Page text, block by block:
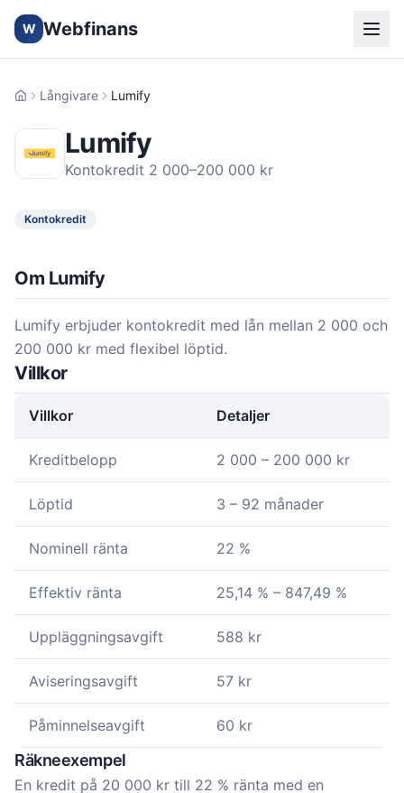
W Webfinans
Hem Långivare Lumify
Lumify
Kontokredit 2 000–200 000 kr
Kontokredit
Om Lumify
Lumify erbjuder kontokredit med lån mellan 2 000 och
200 000 kr med flexibel löptid.
Villkor
Villkor Detaljer
Kreditbelopp 2 000 – 200 000 kr
Löptid 3 – 92 månader
Nominell ränta 22 %
Effektiv ränta 25,14 % – 847,49 %
Uppläggningsavgift 588 kr
Aviseringsavgift 57 kr
Påminnelseavgift 60 kr
Räkneexempel
En kredit på 20 000 kr till 22 % ränta med en